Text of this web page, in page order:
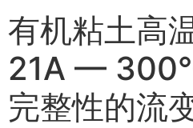
有机粘土高
21A —
完整性的流